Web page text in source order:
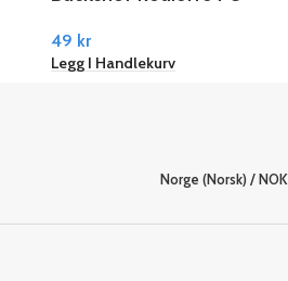
49 kr
Legg I Handlekurv
Norge (Norsk) / NOK